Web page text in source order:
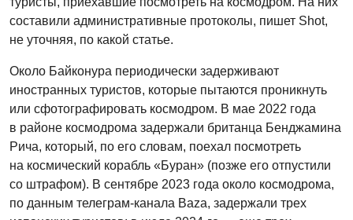
составили административные протоколы, пишет Shot,
не уточняя, по какой статье.
Около Байконура периодически задерживают
иностранных туристов, которые пытаются проникнуть
или сфотографировать космодром. В мае 2022 года
в районе космодрома задержали британца Бенджамина
Рича, который, по его словам, поехал посмотреть
на космический корабль «Буран» (позже его отпустили
со штрафом). В сентябре 2023 года около космодрома,
по данным телеграм-канала Baza, задержали трех